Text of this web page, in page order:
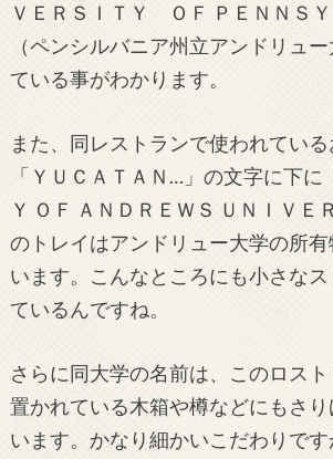
ＶＥＲＳＩＴＹ ＯＦ ＰＥＮＮＳＹ
（ペンシルバニア州立アンドリュ
ている事がわかります。
また、同レストランで使われてい
「ＹＵＣＡＴＡＮ…」の文字に下に
Ｙ ＯＦ ＡＮＤＲＥＷＳ ＵＮＩＶＥ
のトレイはアンドリュー大学の所
います。こんなところにも小さな
ているんですね。
さらに同大学の名前は、このロス
置かれている木箱や樽などにもさ
います。かなり細かいこだわりで